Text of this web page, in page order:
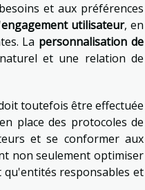
et aux préférences
engagement utilisateur, en
La personnalisation de
et une relation de
toutefois être effectuée
place des protocoles de
et se conformer aux
non seulement optimiser
qu'entités responsables et